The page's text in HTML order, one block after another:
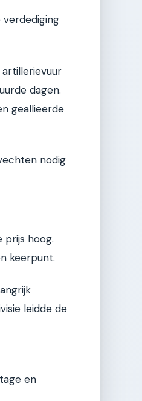
verdediging
dagen.
geallieerde
nodig
prijs hoog.
keerpunt.
leidde de
en